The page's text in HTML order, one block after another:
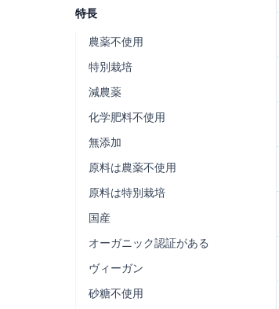
特長
農薬不使用
特別栽培
減農薬
化学肥料不使用
無添加
原料は農薬不使用
原料は特別栽培
国産
オーガニック認証がある
ヴィーガン
砂糖不使用